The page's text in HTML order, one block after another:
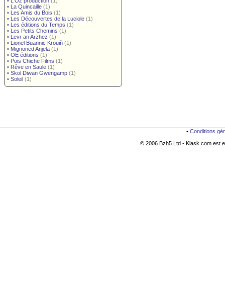
• La Quincaille (1)
• Les Amis du Bois (1)
• Les Découvertes de la Luciole (1)
• Les éditions du Temps (1)
• Les Petits Chemins (1)
• Levr an Arzhez (1)
• Lionel Buannic Krouiñ (1)
• Mignoned Anjela (1)
• OE éditions (1)
• Pois Chiche Films (1)
• Rêve en Saule (1)
• Skol Diwan Gwengamp (1)
• Soleil (1)
• Conditions
© 2006 Bzh5 Ltd - Klask.com est